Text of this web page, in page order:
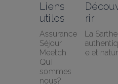
Liens
utiles
Assurance
Séjour
Meetch
Qui
sommes
nous?
rir
La Sarthe
e et